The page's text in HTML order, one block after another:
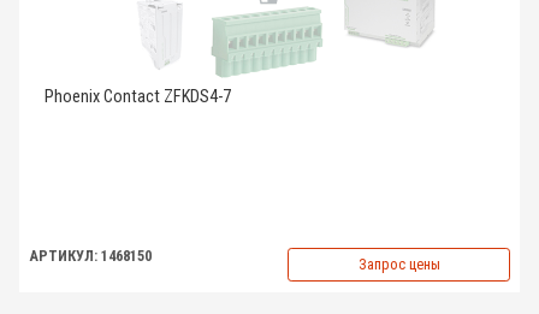
Phoenix Contact ZFKDS4-7
АРТИКУЛ: 1468150 Запрос цены